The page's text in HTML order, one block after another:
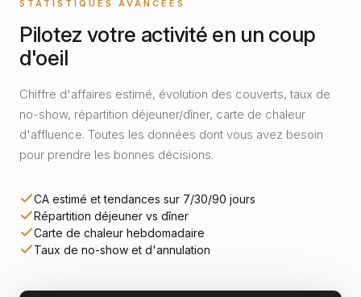
STATISTIQUES AVANCÉES
Pilotez votre activité en un coup
d'oeil
Chiffre d'affaires estimé, évolution des couverts, taux de
no-show, répartition déjeuner/dîner, carte de chaleur
d'affluence. Toutes les données dont vous avez besoin
pour prendre les bonnes décisions.
CA estimé et tendances sur 7/30/90 jours
Répartition déjeuner vs dîner
Carte de chaleur hebdomadaire
Taux de no-show et d'annulation